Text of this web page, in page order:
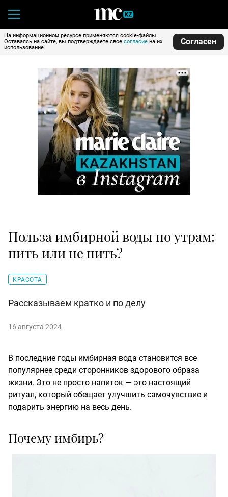
На информационном ресурсе применяются cookie-файлы.
Оставаясь на сайте, вы подтверждаете свое согласие на их
использование.
Согласен
Польза имбирной воды по утрам:
пить или не пить?
КРАСОТА
Рассказываем кратко и по делу
16 августа 2024
В последние годы имбирная вода становится все
популярнее среди сторонников здорового образа
жизни. Это не просто напиток — это настоящий
ритуал, который обещает улучшить самочувствие и
подарить энергию на весь день.
Почему имбирь?